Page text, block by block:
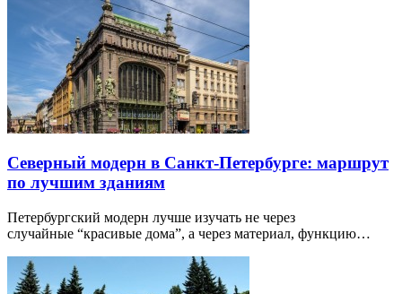
Северный модерн в Санкт-Петербурге: маршрут
по лучшим зданиям
Петербургский модерн лучше изучать не через
случайные “красивые дома”, а через материал, функцию…